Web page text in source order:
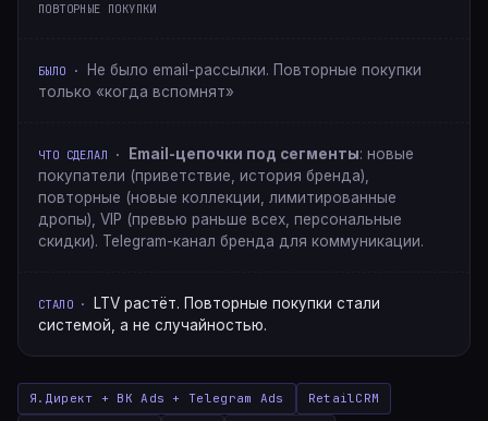
ПОВТОРНЫЕ ПОКУПКИ
Не было email-рассылки. Повторные покупки
только «когда вспомнят»
Email-цепочки под сегменты: новые
покупатели (приветствие, история бренда),
повторные (новые коллекции, лимитированные
дропы), VIP (превью раньше всех, персональные
скидки). Telegram-канал бренда для коммуникации.
LTV растёт. Повторные покупки стали
системой, а не случайностью.
Я.Директ + ВК Ads + Telegram Ads RetailCRM